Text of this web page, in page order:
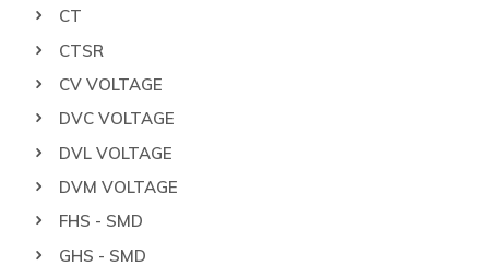
CT
CTSR
CV VOLTAGE
DVC VOLTAGE
DVL VOLTAGE
DVM VOLTAGE
FHS - SMD
GHS - SMD